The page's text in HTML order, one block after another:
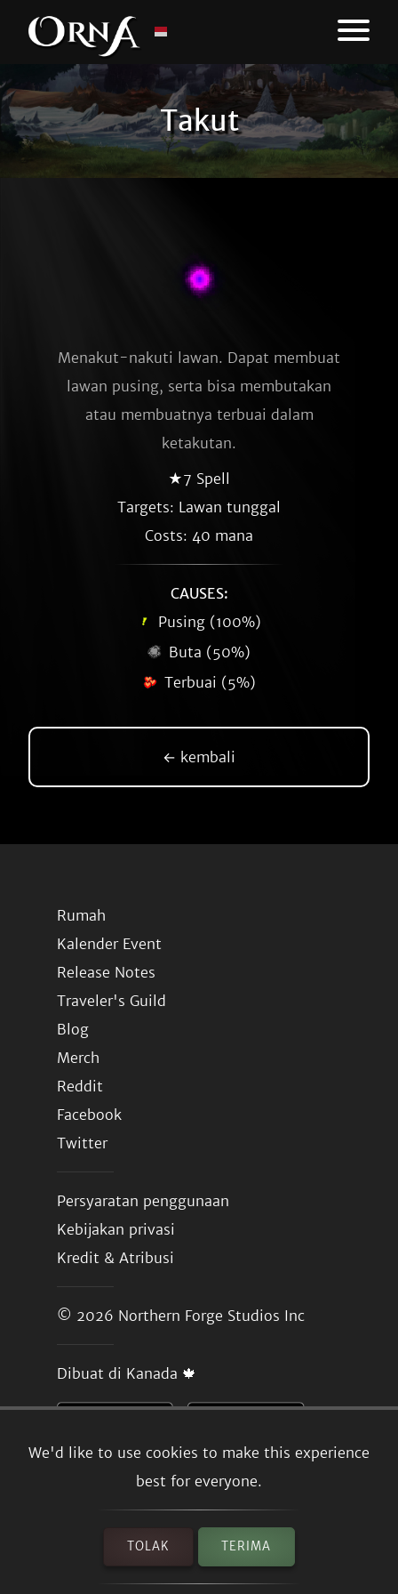
Takut
We'd like to use cookies to make this experience
best for everyone.
TOLAK TERIMA
Menakut-nakuti lawan. Dapat membuat
lawan pusing, serta bisa membutakan
atau membuatnya terbuai dalam
ketakutan.
★7 Spell
Targets: Lawan tunggal
Costs: 40 mana
CAUSES:
Pusing (100%)
Buta (50%)
Terbuai (5%)
← kembali
Rumah
Kalender Event
Release Notes
Traveler's Guild
Blog
Merch
Reddit
Facebook
Twitter
Persyaratan penggunaan
Kebijakan privasi
Kredit & Atribusi
© 2026 Northern Forge Studios Inc
Dibuat di Kanada 🍁